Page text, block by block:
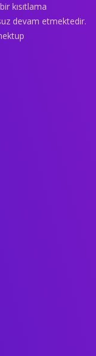
kısıtlama
devam etmektedir.